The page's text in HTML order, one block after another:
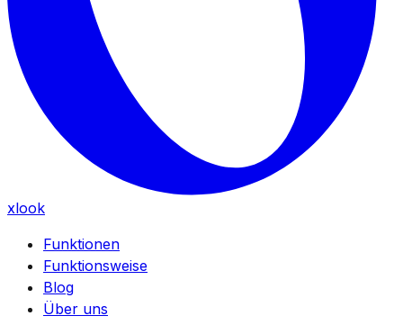
xlook
Funktionen
Funktionsweise
Blog
Über uns